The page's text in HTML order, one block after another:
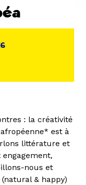
: la créativité
est à
littérature et
nous et
& happy)